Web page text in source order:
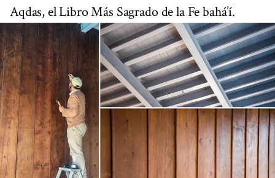
Aqdas, el Libro Más Sagrado de la Fe bahá’í.